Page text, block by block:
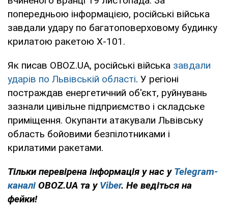
попередньою інформацією, російські війська
завдали удару по багатоповерховому будинку
крилатою ракетою Х-101.
Як писав OBOZ.UA, російські війська завдали
ударів по Львівській області. У регіоні
постраждав енергетичний об'єкт, руйнувань
зазнали цивільне підприємство і складське
приміщення. Окупанти атакували Львівську
область бойовими безпілотниками і
крилатими ракетами.
Тільки перевірена інформація у нас у Telegram-
каналі OBOZ.UA та у Viber. Не ведіться на
фейки!